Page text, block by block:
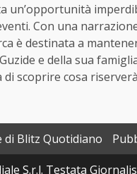
un’opportunità
Con una
è destinata a
e della sua
scoprire cosa
di Blitz Quotidiano
S.r.l. Testata